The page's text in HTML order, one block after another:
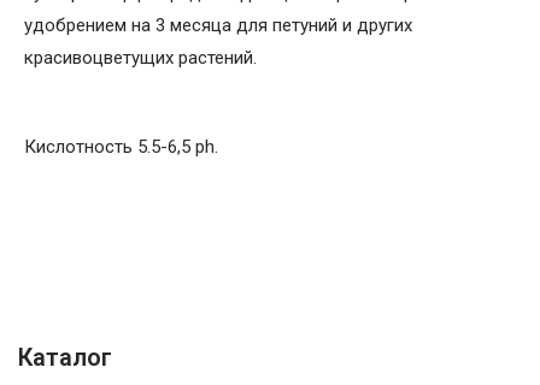
удобрением на 3 месяца для петуний и других
красивоцветущих растений.
Кислотность 5.5-6,5 ph.
Каталог